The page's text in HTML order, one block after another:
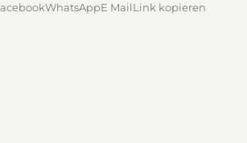
WhatsAppE MailLink kopieren